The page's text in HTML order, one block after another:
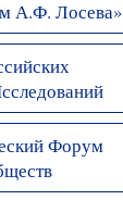
А.Ф. Лосева»
Форум